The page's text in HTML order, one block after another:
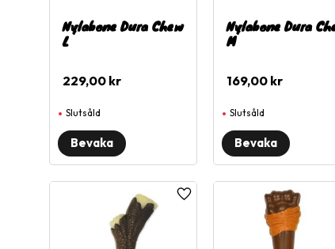
Nylabone Dura Chew
L
229,00 kr
Slutsåld
Nylabone Dura
M
169,00kr
Slutsåld
Lägg till i favoriter